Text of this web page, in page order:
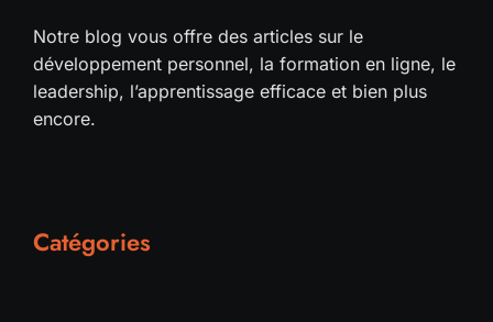
Notre blog vous offre des articles sur le
développement personnel, la formation en ligne, le
leadership, l’apprentissage efficace et bien plus
encore.
Catégories